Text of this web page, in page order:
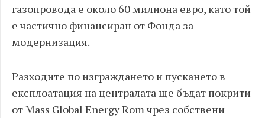
газопровода е около 60 милиона евро, като той
е частично финансиран от Фонда за
модернизация.
Разходите по изграждането и пускането в
експлоатация на централата ще бъдат покрити
от Mass Global Energy Rom чрез собствени